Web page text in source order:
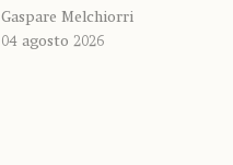
Gaspare Melchiorri
04 agosto 2026